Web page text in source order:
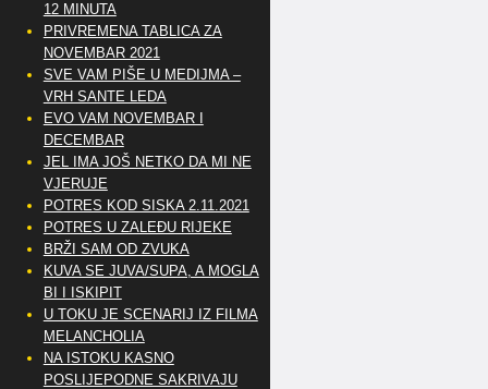
12 MINUTA
PRIVREMENA TABLICA ZA
NOVEMBAR 2021
SVE VAM PIŠE U MEDIJMA –
VRH SANTE LEDA
EVO VAM NOVEMBAR I
DECEMBAR
JEL IMA JOŠ NETKO DA MI NE
VJERUJE
POTRES KOD SISKA 2.11.2021
POTRES U ZALEĐU RIJEKE
BRŽI SAM OD ZVUKA
KUVA SE JUVA/SUPA, A MOGLA
BI I ISKIPIT
U TOKU JE SCENARIJ IZ FILMA
MELANCHOLIA
NA ISTOKU KASNO
POSLIJEPODNE SAKRIVAJU